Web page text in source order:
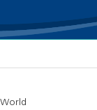
World